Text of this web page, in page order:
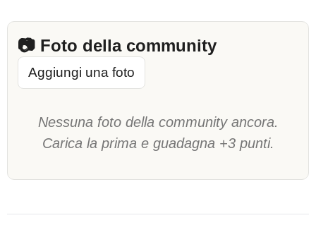
📷 Foto della community
Aggiungi una foto
Nessuna foto della community ancora.
Carica la prima e guadagna +3 punti.